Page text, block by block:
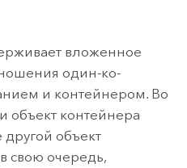
вложенное
один-ко-
и контейнером. Во
контейнера
объект
свою очередь,